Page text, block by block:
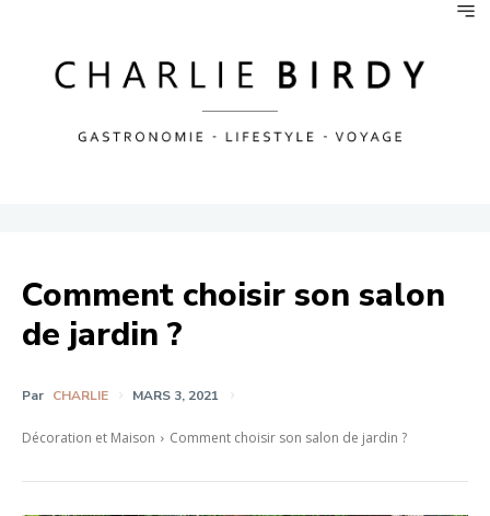
Comment choisir son salon
de jardin ?
Par CHARLIE MARS 3, 2021
Décoration et Maison Comment choisir son salon de jardin ?